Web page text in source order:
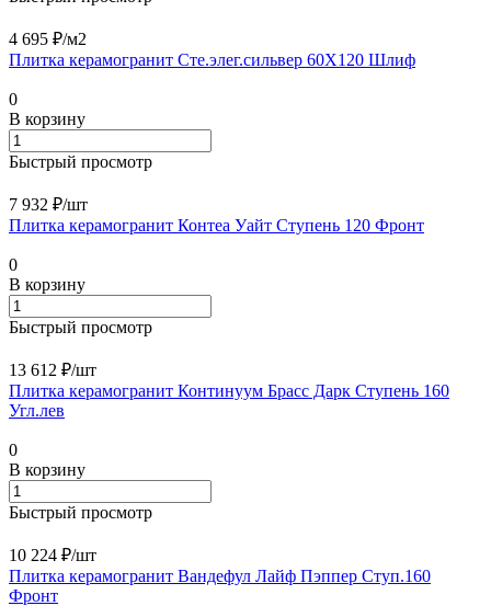
4 695 ₽/м2
Плитка керамогранит Сте.элег.сильвер 60X120 Шлиф
0
В корзину
Быстрый просмотр
7 932 ₽/шт
Плитка керамогранит Контеа Уайт Ступень 120 Фронт
0
В корзину
Быстрый просмотр
13 612 ₽/шт
Плитка керамогранит Континуум Брасс Дарк Ступень 160
Угл.лев
0
В корзину
Быстрый просмотр
10 224 ₽/шт
Плитка керамогранит Вандефул Лайф Пэппер Ступ.160
Фронт